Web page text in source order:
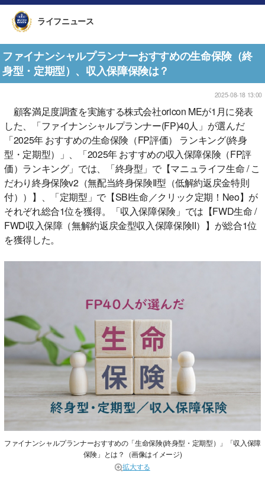
ライフニュース
ファイナンシャルプランナーおすすめの生命保険（終
身型・定期型）、収入保障保険は？
2025-08-18 13:00
顧客満足度調査を実施する株式会社oricon MEが1月に発表
した、「ファイナンシャルプランナー(FP)40人」が選んだ
「2025年 おすすめの生命保険（FP評価） ランキング(終身
型・定期型）」、「2025年 おすすめの収入保障保険（FP評
価）ランキング」では、「終身型」で【マニュライフ生命 / こ
だわり終身保険v2（無配当終身保険II型（低解約返戻金特則
付））】、「定期型」で【SBI生命／クリック定期！Neo】が
それぞれ総合1位を獲得。「収入保障保険」では【FWD生命 /
FWD収入保障（無解約返戻金型収入保障保険II）】が総合1位
を獲得した。
ファイナンシャルプランナーおすすめの「生命保険(終身型・定期型）」「収入保障
保険」とは？（画像はイメージ)
拡大する